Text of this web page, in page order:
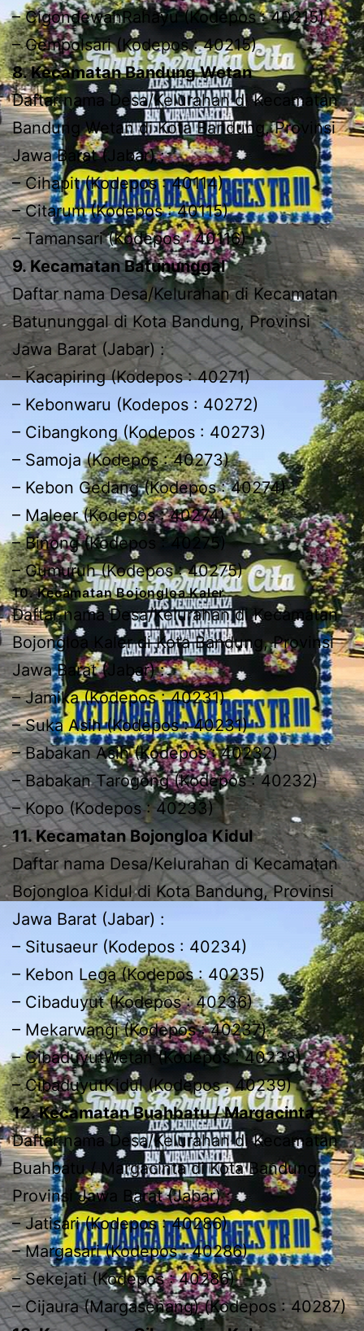
– CigondewahRahayu (Kodepos : 40215)
– Gempolsari (Kodepos : 40215)
8. Kecamatan Bandung Wetan
Daftar nama Desa/Kelurahan di Kecamatan
Bandung Wetan di Kota Bandung, Provinsi
Jawa Barat (Jabar) :
– Cihapit (Kodepos : 40114)
– Citarum (Kodepos : 40115)
– Tamansari (Kodepos : 40116)
9. Kecamatan Batununggal
Daftar nama Desa/Kelurahan di Kecamatan
Batununggal di Kota Bandung, Provinsi
Jawa Barat (Jabar) :
– Kacapiring (Kodepos : 40271)
– Kebonwaru (Kodepos : 40272)
– Cibangkong (Kodepos : 40273)
– Samoja (Kodepos : 40273)
– Kebon Gedang (Kodepos : 40274)
– Maleer (Kodepos : 40274)
– Binong (Kodepos : 40275)
– Gumuruh (Kodepos : 40275)
10. Kecamatan Bojongloa Kaler
Daftar nama Desa/Kelurahan di Kecamatan
Bojongloa Kaler di Kota Bandung, Provinsi
Jawa Barat (Jabar) :
– Jamika (Kodepos : 40231)
– Suka Asih (Kodepos : 40231)
– Babakan Asih (Kodepos : 40232)
– Babakan Tarogong (Kodepos : 40232)
– Kopo (Kodepos : 40233)
11. Kecamatan Bojongloa Kidul
Daftar nama Desa/Kelurahan di Kecamatan
Bojongloa Kidul di Kota Bandung, Provinsi
Jawa Barat (Jabar) :
– Situsaeur (Kodepos : 40234)
– Kebon Lega (Kodepos : 40235)
– Cibaduyut (Kodepos : 40236)
– Mekarwangi (Kodepos : 40237)
– CibaduyutWetan (Kodepos : 40238)
– CibaduyutKidul (Kodepos : 40239)
12. Kecamatan Buahbatu / Margacinta
Daftar nama Desa/Kelurahan di Kecamatan
Buahbatu / Margacinta di Kota Bandung,
Provinsi Jawa Barat (Jabar) :
– Jatisari (Kodepos : 40286)
– Margasari (Kodepos : 40286)
– Sekejati (Kodepos : 40286)
– Cijaura (Margasenang) (Kodepos : 40287)